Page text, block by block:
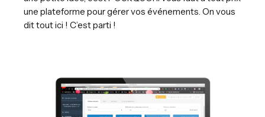
une plateforme pour gérer vos événements. On vous
dit tout ici ! C’est parti !